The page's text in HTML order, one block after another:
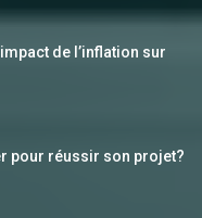
de l’inflation sur
pour réussir son projet?